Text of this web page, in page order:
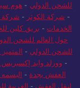
للشحن الدولي - هوم
- شركة الكوثر - شركة
الخدمات - بريق كلين
حول العالم للشحن
للشحن الدولي -
- وورلد وايد
العفش بجدة -
لنقل العفش - العربية